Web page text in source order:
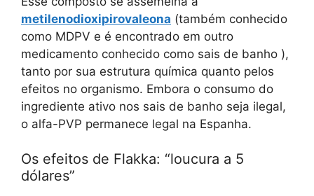
metilenodioxipirovaleona (também conhecido
como MDPV e é encontrado em outro
medicamento conhecido como sais de banho ),
tanto por sua estrutura química quanto pelos
efeitos no organismo. Embora o consumo do
ingrediente ativo nos sais de banho seja ilegal,
o alfa-PVP permanece legal na Espanha.
Os efeitos de Flakka: “loucura a 5
dólares”